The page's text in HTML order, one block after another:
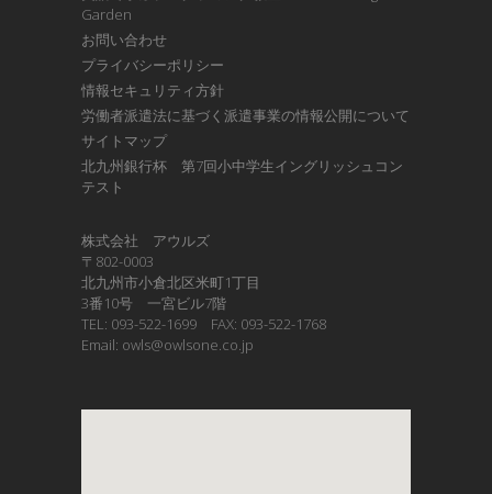
Garden
お問い合わせ
プライバシーポリシー
情報セキュリティ方針
労働者派遣法に基づく派遣事業の情報公開について
サイトマップ
北九州銀行杯 第7回小中学生イングリッシュコン
テスト
株式会社 アウルズ
〒802-0003
北九州市小倉北区米町1丁目
3番10号 一宮ビル7階
TEL: 093-522-1699 FAX: 093-522-1768
Email: owls@owlsone.co.jp